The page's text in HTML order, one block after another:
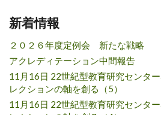
新着情報
２０２６年度定例会 新たな戦略
アクレディテーション中間報告
11月16日 22世紀型教育研究センタ
レクションの軸を創る（5）
11月16日 22世紀型教育研究センタ